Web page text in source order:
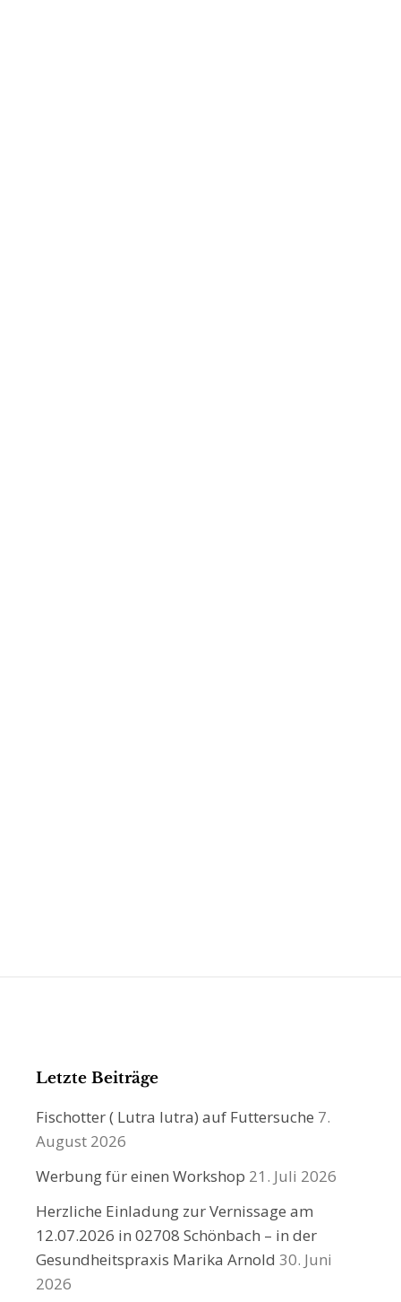
Letzte Beiträge
Fischotter ( Lutra lutra) auf Futtersuche 7.
August 2026
Werbung für einen Workshop 21. Juli 2026
Herzliche Einladung zur Vernissage am
12.07.2026 in 02708 Schönbach – in der
Gesundheitspraxis Marika Arnold 30. Juni
2026